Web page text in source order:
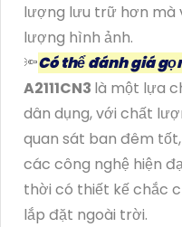
lượng lưu trữ hơn mà
lượng hình ảnh.
🔦Có thể đánh giá
A2111CN3 là một lựa
dân dụng, với chất
quan sát ban đêm
các công nghệ hiện
thời có thiết kế chắc
lắp đặt ngoài trời.